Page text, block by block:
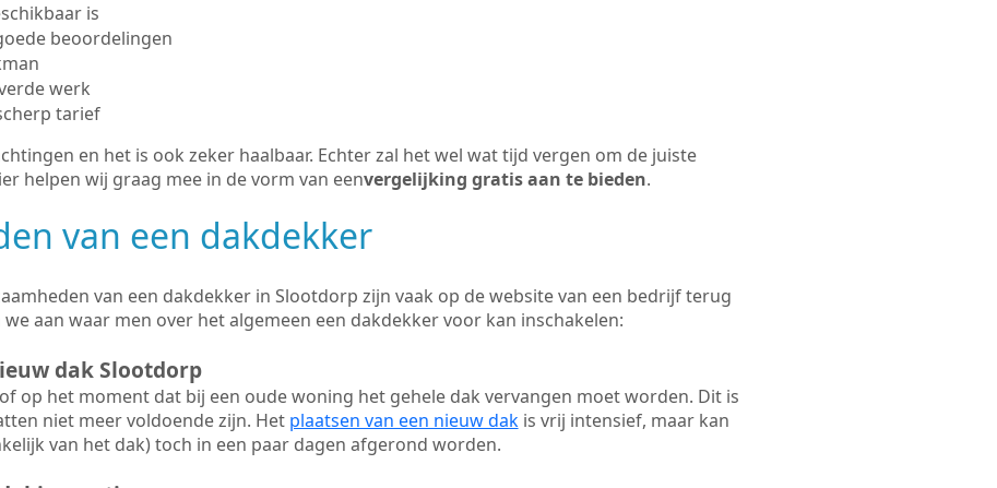
is
beoordelingen
werk
tarief
en het is ook zeker haalbaar. Echter zal het wel wat tijd vergen om de juiste
helpen wij graag mee in de vorm van eenvergelijking gratis aan te bieden.
van een dakdekker
van een dakdekker in Slootdorp zijn vaak op de website van een bedrijf terug
aan waar men over het algemeen een dakdekker voor kan inschakelen:
dak Slootdorp
op het moment dat bij een oude woning het gehele dak vervangen moet worden. Dit is
niet meer voldoende zijn. Het plaatsen van een nieuw dakis vrij intensief, maar kan
van het dak) toch in een paar dagen afgerond worden.